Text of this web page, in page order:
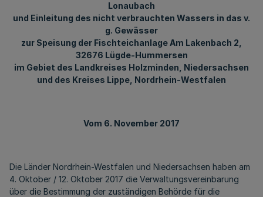
Lonaubach
und Einleitung des nicht verbrauchten Wassers in das v.
g. Gewässer
zur Speisung der Fischteichanlage Am Lakenbach 2,
32676 Lügde-Hummersen
im Gebiet des Landkreises Holzminden, Niedersachsen
und des Kreises Lippe, Nordrhein-Westfalen
Vom 6. November 2017
Die Länder Nordrhein-Westfalen und Niedersachsen haben am
4. Oktober / 12. Oktober 2017 die Verwaltungsvereinbarung
über die Bestimmung der zuständigen Behörde für die